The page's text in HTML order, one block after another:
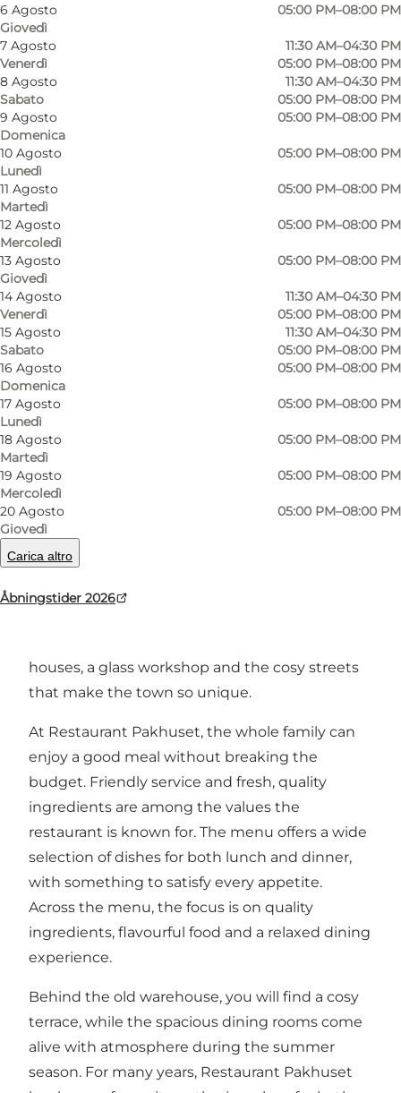
6 Agosto
Giovedì
05:00 PM–08:00 PM
7 Agosto
Venerdì
11:30 AM–04:30 PM
05:00 PM–08:00 PM
8 Agosto
Sabato
11:30 AM–04:30 PM
05:00 PM–08:00 PM
9 Agosto
Domenica
05:00 PM–08:00 PM
10 Agosto
Lunedì
05:00 PM–08:00 PM
11 Agosto
Martedì
05:00 PM–08:00 PM
12 Agosto
Mercoledì
05:00 PM–08:00 PM
13 Agosto
Giovedì
05:00 PM–08:00 PM
14 Agosto
Venerdì
11:30 AM–04:30 PM
05:00 PM–08:00 PM
15 Agosto
Sabato
11:30 AM–04:30 PM
05:00 PM–08:00 PM
16 Agosto
Domenica
05:00 PM–08:00 PM
17 Agosto
Lunedì
05:00 PM–08:00 PM
18 Agosto
Martedì
05:00 PM–08:00 PM
19 Agosto
Mercoledì
05:00 PM–08:00 PM
20 Agosto
Giovedì
05:00 PM–08:00 PM
Carica altro
Åbningstider 2026
Foto
©Restaurant Pakhuset
Foto:
©
Classic favourites and vibrant summer
atmosphere at Restaurant Pakhuset
In the heart of Svaneke’s historic town centre,
houses, a glass workshop and the cosy streets
that make the town so unique.
At Restaurant Pakhuset, the whole family can
enjoy a good meal without breaking the
budget. Friendly service and fresh, quality
ingredients are among the values the
restaurant is known for. The menu offers a wide
selection of dishes for both lunch and dinner,
with something to satisfy every appetite.
Across the menu, the focus is on quality
ingredients, flavourful food and a relaxed dining
experience.
Behind the old warehouse, you will find a cosy
terrace, while the spacious dining rooms come
alive with atmosphere during the summer
season. For many years, Restaurant Pakhuset